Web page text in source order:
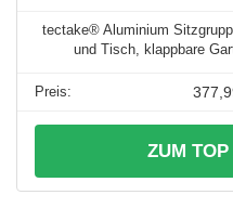
tectake® Aluminium
und Tisch, klappbare
ZUM